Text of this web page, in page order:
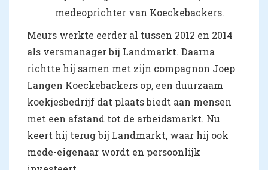
medeoprichter van Koeckebackers.
Meurs werkte eerder al tussen 2012 en 2014
als versmanager bij Landmarkt. Daarna
richtte hij samen met zijn compagnon Joep
Langen Koeckebackers op, een duurzaam
koekjesbedrijf dat plaats biedt aan mensen
met een afstand tot de arbeidsmarkt. Nu
keert hij terug bij Landmarkt, waar hij ook
mede-eigenaar wordt en persoonlijk